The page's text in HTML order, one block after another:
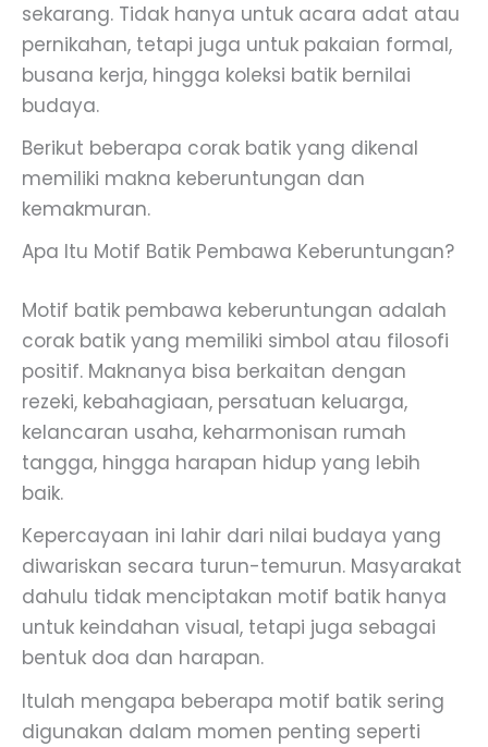
sekarang. Tidak hanya untuk acara adat atau
pernikahan, tetapi juga untuk pakaian formal,
busana kerja, hingga koleksi batik bernilai
budaya.
Berikut beberapa corak batik yang dikenal
memiliki makna keberuntungan dan
kemakmuran.
Apa Itu Motif Batik Pembawa Keberuntungan?
Motif batik pembawa keberuntungan adalah
corak batik yang memiliki simbol atau filosofi
positif. Maknanya bisa berkaitan dengan
rezeki, kebahagiaan, persatuan keluarga,
kelancaran usaha, keharmonisan rumah
tangga, hingga harapan hidup yang lebih
baik.
Kepercayaan ini lahir dari nilai budaya yang
diwariskan secara turun-temurun. Masyarakat
dahulu tidak menciptakan motif batik hanya
untuk keindahan visual, tetapi juga sebagai
bentuk doa dan harapan.
Itulah mengapa beberapa motif batik sering
digunakan dalam momen penting seperti